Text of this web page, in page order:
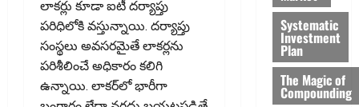
లాకర్లు కూడా ఐటీ దర్యాప్తు
పరిధిలోకి వస్తున్నాయి. దర్యాప్తు
సంస్థలు అవసరమైతే లాకర్లను
పరిశీలించే అధికారం కలిగి
ఉన్నాయి. లాకర్‌లో భారీగా
Systematic
Investment
Plan
The Magic of
Compounding